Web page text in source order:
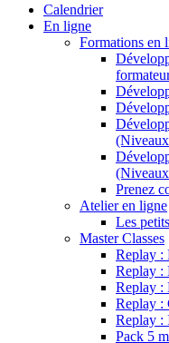
Calendrier
En ligne
Formations en
Prenez
Atelier en ligne
Les
Master Classes
Replay :
Replay :
Replay :
Replay :
Replay :
Pack 5